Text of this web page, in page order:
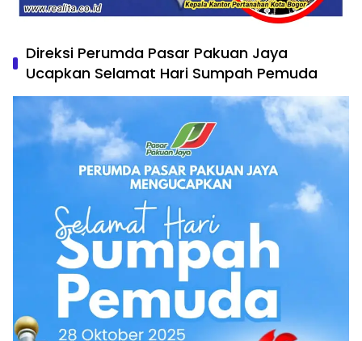
Direksi Perumda Pasar Pakuan Jaya
Ucapkan Selamat Hari Sumpah Pemuda